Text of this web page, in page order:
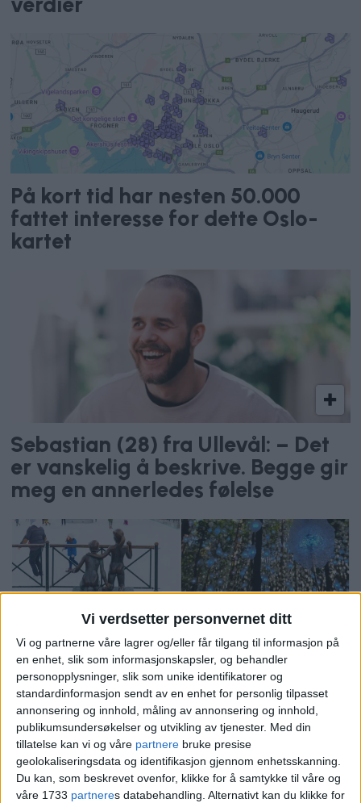
Vi verdsetter personvernet ditt
Vi og partnerne våre lagrer og/eller får tilgang til informasjon på
en enhet, slik som informasjonskapsler, og behandler
personopplysninger, slik som unike identifikatorer og
standardinformasjon sendt av en enhet for personlig tilpasset
annonsering og innhold, måling av annonsering og innhold,
publikumsundersøkelser og utvikling av tjenester. Med din
tillatelse kan vi og våre partnere bruke presise
geolokaliseringsdata og identifikasjon gjennom enhetsskanning.
Du kan, som beskrevet ovenfor, klikke for å samtykke til våre og
våre 1733 partneres databehandling. Alternativt kan du klikke for
På kort tid har nesten 50.000
fattet interesse for dette Oslo-
kartet
Sebastian (28) fra Ullevål: – Det
er vanskelig å beskrive. Begge gir
meg en annerledes følelse
12 gratis aktiviteter for deg som
er blakk etter jula